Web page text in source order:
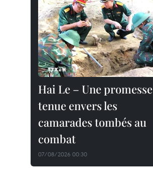
Hai Le – Une promesse
tenue envers les
camarades tombés au
combat
07/08/2026 00:30